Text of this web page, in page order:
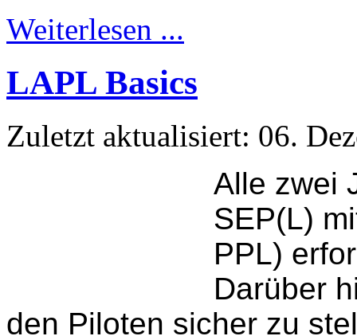
Weiterlesen ...
LAPL Basics
Zuletzt aktualisiert: 06.
Alle zwei
SEP(L)
PPL)
Darüber
den Piloten sicher zu